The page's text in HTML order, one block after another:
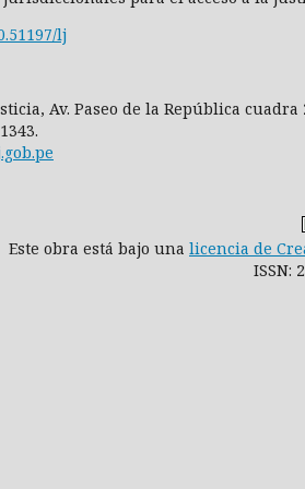
lj
Av. Paseo de la República cuadra
Este obra está bajo una licencia de
ISSN: